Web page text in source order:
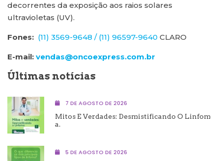
decorrentes da exposição aos raios solares
ultravioletas (UV).
Fones: (11) 3569-9648 / (11) 96597-9640 CLARO
E-mail: vendas@oncoexpress.com.br
Últimas notícias
7 DE AGOSTO DE 2026
Mitos E Verdades: Desmistificando O Linfom
A.
5 DE AGOSTO DE 2026